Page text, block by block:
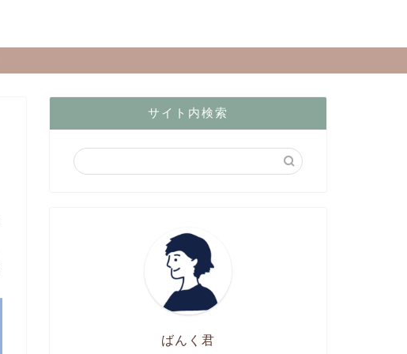
サイト内検索
ばんく君